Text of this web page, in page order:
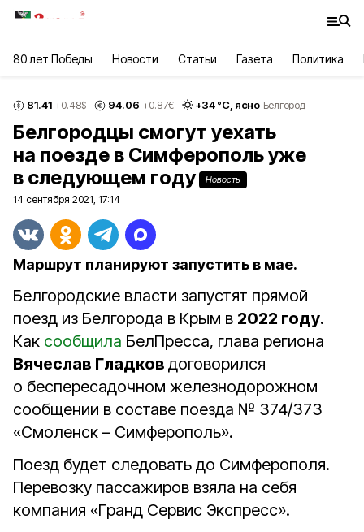
80 лет Победы Новости Статьи Газета Политика
81.41 +0.48$ 94.06 +0.87€ +34°С, ясно Белгород
Белгородцы смогут уехать
на поезде в Симферополь уже
в следующем году
Новость
14 сентября 2021, 17:14
Маршрут планируют запустить в мае.
Белгородские власти запустят прямой
поезд из Белгорода в Крым в 2022 году.
Как сообщила БелПресса, глава региона
Вячеслав Гладков договорился
о беспересадочном железнодорожном
сообщении в составе поезда № 374/373
«Смоленск – Симферополь».
Поезд будет следовать до Симферополя.
Перевозку пассажиров взяла на себя
компания «Гранд Сервис Экспресс».